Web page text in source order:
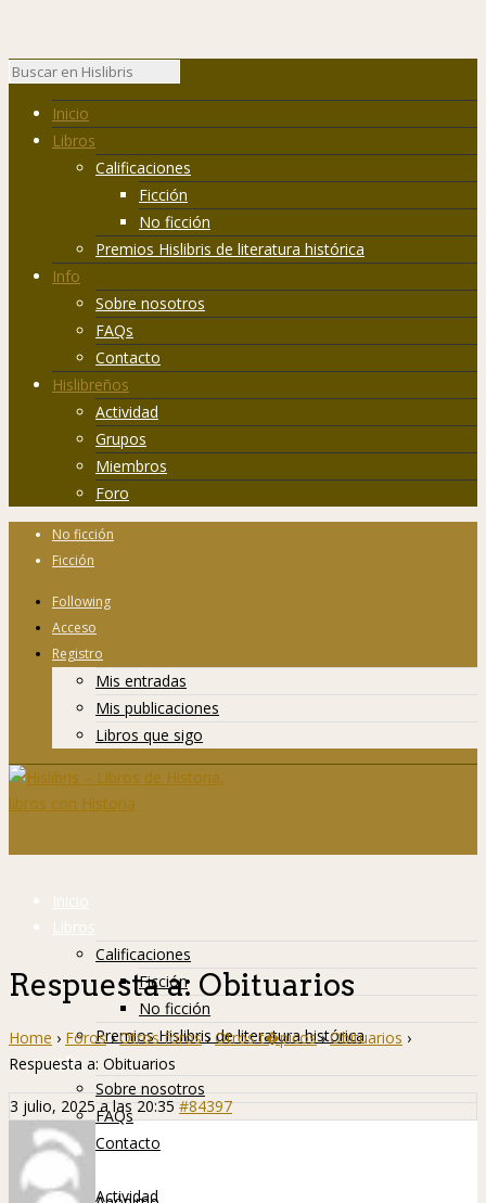
Inicio
Libros
Calificaciones
Ficción
No ficción
Premios Hislibris de literatura histórica
Info
Sobre nosotros
FAQs
Contacto
Hislibreños
Actividad
Grupos
Miembros
Foro
No ficción
Ficción
Following
Acceso
Registro
Mis entradas
Mis publicaciones
Libros que sigo
Inicio
Libros
Calificaciones
Ficción
No ficción
Premios Hislibris de literatura histórica
Info
Sobre nosotros
FAQs
Contacto
Hislibreños
Actividad
Respuesta a: Obituarios
Home › Foros › Otros foros › Otros t�picos › Obituarios ›
Respuesta a: Obituarios
3 julio, 2025 a las 20:35 #84397